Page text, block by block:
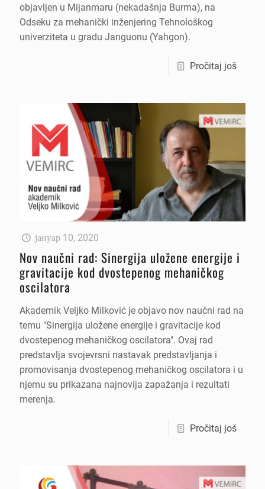
objavljen u Mijanmaru (nekadašnja Burma), na
Odseku za mehanički inženjering Tehnološkog
univerziteta u gradu Janguonu (Yahgon).
Pročitaj još
јануар 10, 2020
Nov naučni rad: Sinergija uložene energije i
gravitacije kod dvostepenog mehaničkog
oscilatora
Akademik Veljko Milković je objavo nov naučni rad na
temu "Sinergija uložene energije i gravitacije kod
dvostepenog mehaničkog oscilatora". Ovaj rad
predstavlja svojevrsni nastavak predstavljanja i
promovisanja dvostepenog mehaničkog oscilatora i u
njemu su prikazana najnovija zapažanja i rezultati
merenja.
Pročitaj još